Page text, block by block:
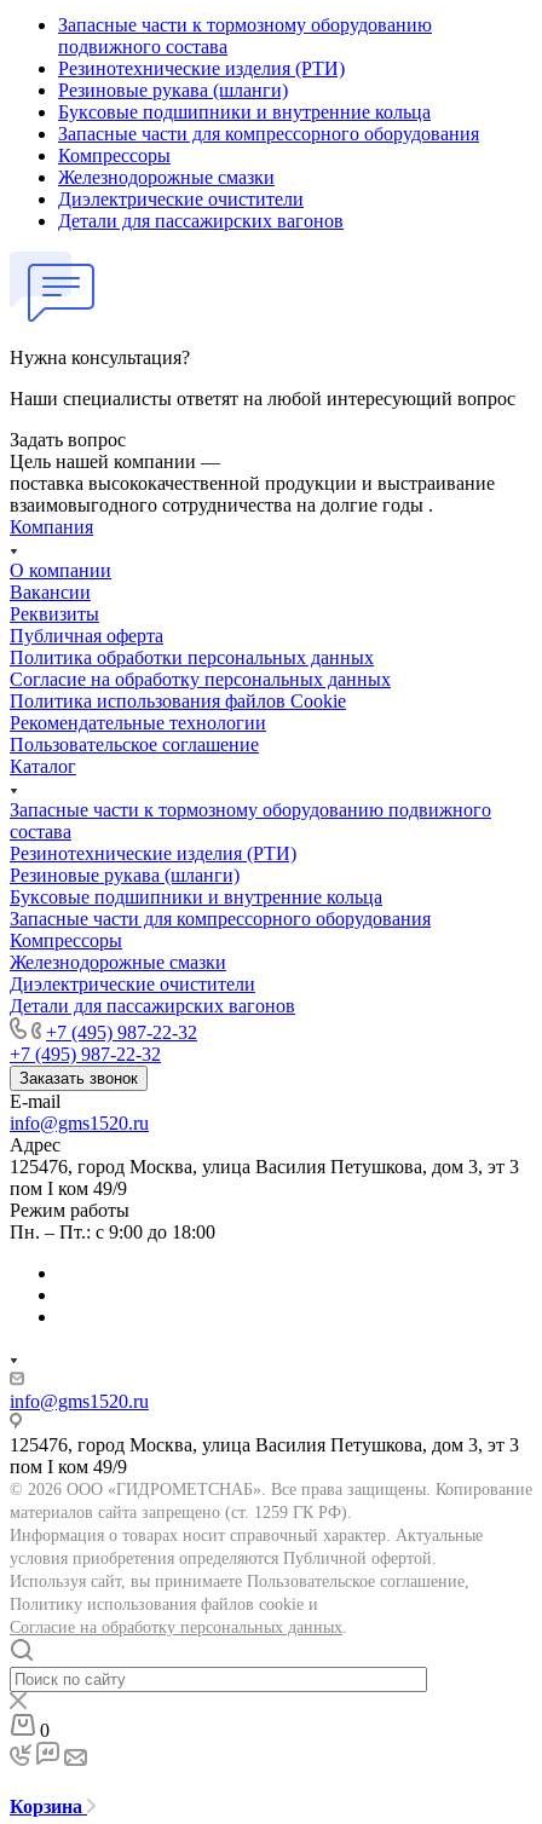
Запасные части к тормозному оборудованию
подвижного состава
Резинотехнические изделия (РТИ)
Резиновые рукава (шланги)
Буксовые подшипники и внутренние кольца
Запасные части для компрессорного оборудования
Компрессоры
Железнодорожные смазки
Диэлектрические очистители
Детали для пассажирских вагонов
Нужна консультация?
Наши специалисты ответят на любой интересующий вопрос
Задать вопрос
Цель нашей компании —
поставка высококачественной продукции и выстраивание
взаимовыгодного сотрудничества на долгие годы .
Компания
О компании
Вакансии
Реквизиты
Публичная оферта
Политика обработки персональных данных
Cогласие на обработку персональных данных
Политика использования файлов Cookie
Рекомендательные технологии
Пользовательское соглашение
Каталог
Запасные части к тормозному оборудованию подвижного
состава
Резинотехнические изделия (РТИ)
Резиновые рукава (шланги)
Буксовые подшипники и внутренние кольца
Запасные части для компрессорного оборудования
Компрессоры
Железнодорожные смазки
Диэлектрические очистители
Детали для пассажирских вагонов
+7 (495) 987-22-32
+7 (495) 987-22-32
Заказать звонок
E-mail
info@gms1520.ru
Адрес
125476, город Москва, улица Василия Петушкова, дом 3, эт 3
пом I ком 49/9
Режим работы
Пн. – Пт.: с 9:00 до 18:00
info@gms1520.ru
125476, город Москва, улица Василия Петушкова, дом 3, эт 3
пом I ком 49/9
© 2026 ООО «ГИДРОМЕТСНАБ». Все права защищены. Копирование
материалов сайта запрещено (ст. 1259 ГК РФ).
Информация о товарах носит справочный характер. Актуальные
условия приобретения определяются Публичной офертой.
Используя сайт, вы принимаете Пользовательское соглашение,
Политику использования файлов cookie и
Согласие на обработку персональных данных
0
Корзина